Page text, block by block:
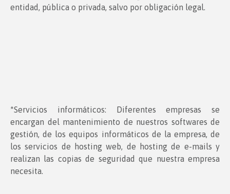
entidad, pública o privada, salvo por obligación legal.
*Servicios informáticos: Diferentes empresas se
encargan del mantenimiento de nuestros softwares de
gestión, de los equipos informáticos de la empresa, de
los servicios de hosting web, de hosting de e-mails y
realizan las copias de seguridad que nuestra empresa
necesita.